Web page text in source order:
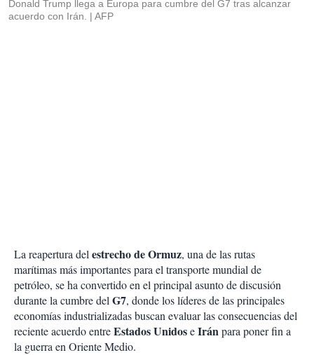
Donald Trump llega a Europa para cumbre del G7 tras alcanzar
acuerdo con Irán.
AFP
La reapertura delestrecho de Ormuz, una de las rutas
marítimas más importantes para el transporte mundial de
petróleo, se ha convertido en el principal asunto de discusión
durante la cumbre delG7, donde los líderes de las principales
economías industrializadas buscan evaluar las consecuencias del
reciente acuerdo entreEstados UnidoseIránpara poner fin a
la guerra en Oriente Medio.